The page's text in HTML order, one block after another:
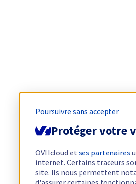
Poursuivre sans accepter
Protéger votre
OVHcloud et ses partenaires
internet. Certains traceurs
site. Ils nous permettent
d'assurer certaines